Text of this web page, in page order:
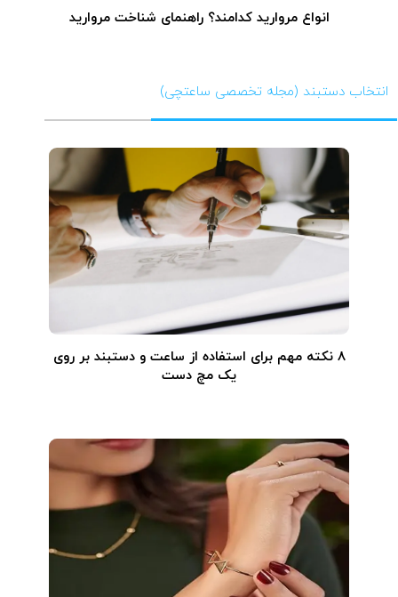
انواع مروارید کدامند؟ راهنمای شناخت مروارید
انتخاب دستبند (مجله تخصصی ساعتچی)
۸ نکته مهم برای استفاده از ساعت و دستبند بر روی
یک مچ دست